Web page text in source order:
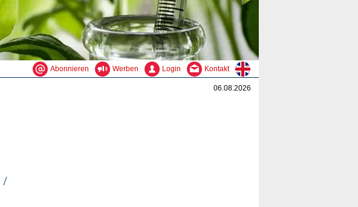
Abonnieren Werben Login Kontakt
06.08.2026